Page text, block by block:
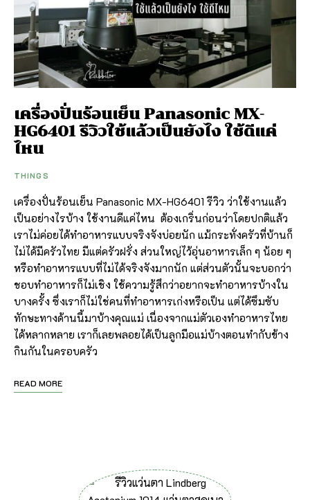
เครื่องปั่นร้อนเย็น Panasonic MX-
HG6401 รีวิวใช้แล้วเป็นยังไง ใช้ดีแค่
ไหน
THINGS
เครื่องปั่นร้อนเย็น Panasonic MX-HG6401 รีวิว ว่าใช้งานแล้ว
เป็นอย่างไรบ้าง ใช้งานดีแค่ไหน ต้องเกริ่นก่อนว่าโดยปกติแล้ว
เราไม่ค่อยได้ทำอาหารแบบจริงจังบ่อยนัก แม้กระทั่งครัวที่บ้านก็
ไม่ได้มีครัวไทย มีแต่ครัวฝรั่ง ส่วนใหญ่ไว้อุ่นอาหารเล็ก ๆ น้อย ๆ
หรือทำอาหารแบบที่ไม่ได้จริงจังมากนัก แต่ส่วนตัวนั้นจะบอกว่า
ชอบทำอาหารก็ไม่เชิง ใช้ความรู้สึกว่าอยากจะทำอาหารบ้างใน
บางครั้ง ซึ่งเราก็ไม่ใช่คนที่ทำอาหารเก่งหรือเป็น แต่ได้ซึมซับ
ทักษะทางด้านนี้มาบ้างคุณแม่ เนื่องจากแม่ตัวเองทำอาหารไทย
ได้หลากหลาย เราก็เลยพลอยได้เป็นลูกมือแม่บ้างตอนทำกับข้าง
กินกันในครอบครัว
READ MORE